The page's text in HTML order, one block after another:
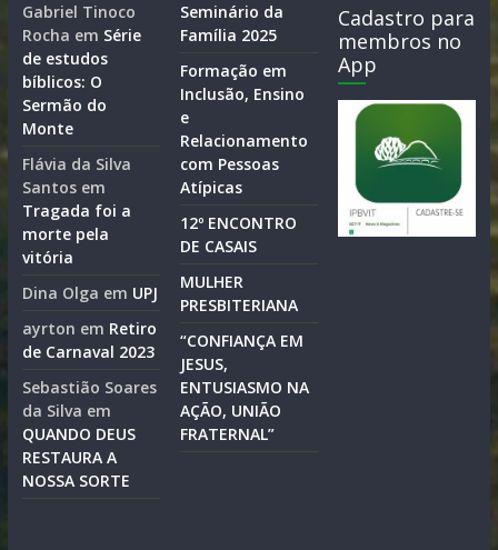
Gabriel Tinoco
Rocha em Série
de estudos
bíblicos: O
Sermão do
Monte
Flávia da Silva
Santosem
Tragada foi a
morte pela
vitória
Dina Olga em UPJ
ayrton em Retiro
de Carnaval 2023
Sebastião Soares
da Silva em
QUANDO DEUS
RESTAURA A
NOSSA SORTE
Seminário da
Família 2025
Formação em
Inclusão, Ensino
e
Relacionamento
com Pessoas
Atípicas
12º ENCONTRO
DE CASAIS
MULHER
PRESBITERIANA
“CONFIANÇA EM
JESUS,
ENTUSIASMO NA
AÇÃO, UNIÃO
FRATERNAL”
Cadastro para
membros no
App